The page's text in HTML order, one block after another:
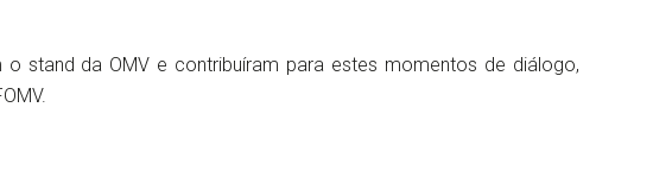
stand da OMV e contribuíram para estes momentos de diálogo,